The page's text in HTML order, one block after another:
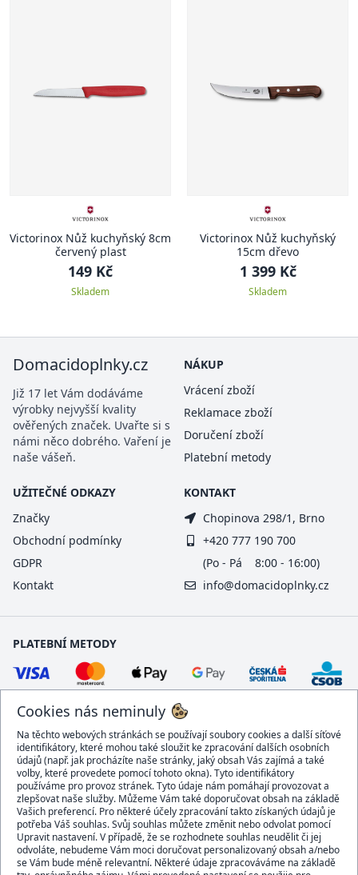
Victorinox Nůž kuchyňský 8cm
červený plast
149 Kč
Skladem
Victorinox Nůž kuchyňský
15cm dřevo
1 399 Kč
Skladem
Cookies nás neminuly
Na těchto webových stránkách se používají soubory cookies a další síťové
identifikátory, které mohou také sloužit ke zpracování dalších osobních
údajů (např. jak procházíte naše stránky, jaký obsah Vás zajímá a také
volby, které provedete pomocí tohoto okna). Tyto identifikátory
používáme pro provoz stránek. Tyto údaje nám pomáhají provozovat a
zlepšovat naše služby. Můžeme Vám také doporučovat obsah na základě
Vašich preferencí. Pro některé účely zpracování takto získaných údajů je
potřeba Váš souhlas. Svůj souhlas můžete změnit nebo odvolat pomocí
Upravit nastavení. V případě, že se rozhodnete souhlas neudělit či jej
odvoláte, nebudeme Vám moci doručovat personalizovaný obsah a/nebo
se Vám bude méně relevantní. Některé údaje zpracováváme na základě
Domacidoplnky.cz
Již 17 let Vám dodáváme
výrobky nejvyšší kvality
ověřených značek. Uvařte si s
námi něco dobrého. Vaření je
naše vášeň.
NÁKUP
Vrácení zboží
Reklamace zboží
Doručení zboží
Platební metody
UŽITEČNÉ ODKAZY
Značky
Obchodní podmínky
GDPR
Kontakt
KONTAKT
Chopinova 298/1, Brno
+420 777 190 700
(Po - Pá 8:00 - 16:00)
info@domacidoplnky.cz
PLATEBNÍ METODY
DOPRAVCI
BEZPEČNÝ OBCHOD